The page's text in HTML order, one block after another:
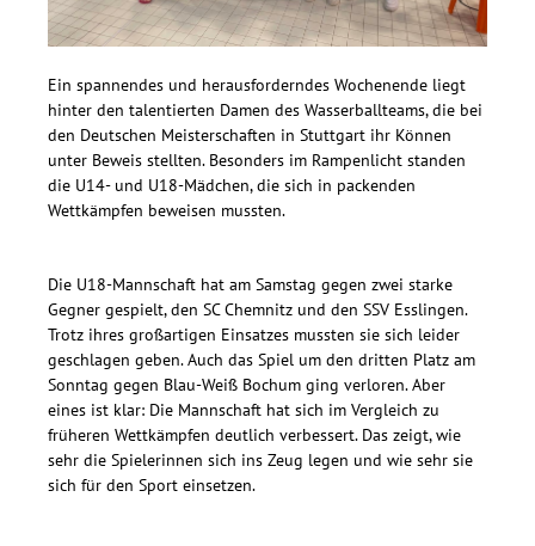
Ein spannendes und herausforderndes Wochenende liegt
hinter den talentierten Damen des Wasserballteams, die bei
den Deutschen Meisterschaften in Stuttgart ihr Können
unter Beweis stellten. Besonders im Rampenlicht standen
die U14- und U18-Mädchen, die sich in packenden
Wettkämpfen beweisen mussten.
Die U18-Mannschaft hat am Samstag gegen zwei starke
Gegner gespielt, den SC Chemnitz und den SSV Esslingen.
Trotz ihres großartigen Einsatzes mussten sie sich leider
geschlagen geben. Auch das Spiel um den dritten Platz am
Sonntag gegen Blau-Weiß Bochum ging verloren. Aber
eines ist klar: Die Mannschaft hat sich im Vergleich zu
früheren Wettkämpfen deutlich verbessert. Das zeigt, wie
sehr die Spielerinnen sich ins Zeug legen und wie sehr sie
sich für den Sport einsetzen.